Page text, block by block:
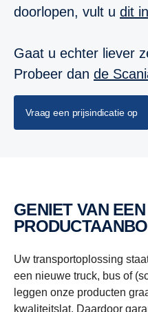
doorlopen, vult u dit
Gaat u echter liever
Probeer dan de
Vraag een prijsindicatie op
GENIET VAN EEN VEELZIJDIG
Uw transportoplossing
een nieuwe truck, bus of
leggen onze producten
kwaliteitslat. Daardoor